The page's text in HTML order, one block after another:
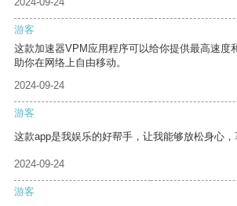
游客
这款加速器VPM应用程序可以给你提供最高速度
助你在网络上自由移动。
2024-09-24
游客
这款app是我娱乐的好帮手，让我能够放松身心，
2024-09-24
游客